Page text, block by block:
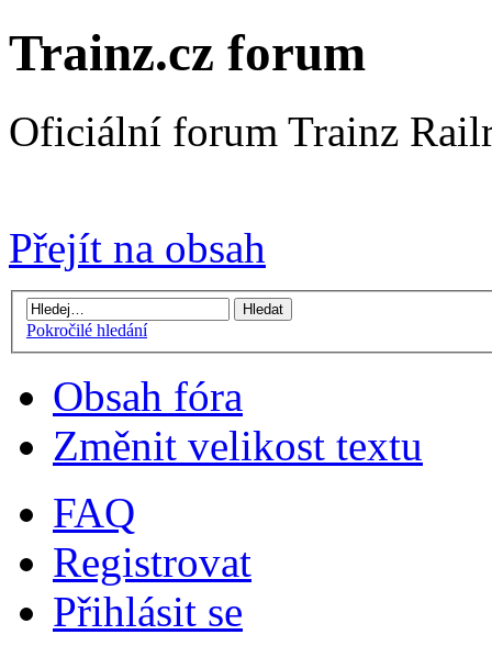
Trainz.cz forum
Oficiální forum Trainz
Přejít na obsah
Pokročilé hledání
Obsah fóra
Změnit velikost textu
FAQ
Registrovat
Přihlásit se